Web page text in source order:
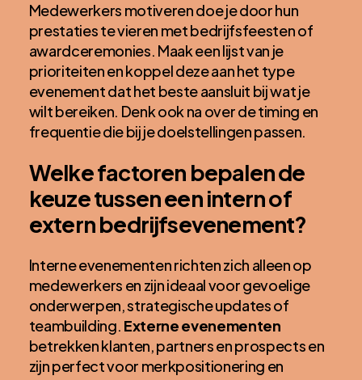
Medewerkers motiveren doe je door hun
prestaties te vieren met bedrijfsfeesten of
awardceremonies. Maak een lijst van je
prioriteiten en koppel deze aan het type
evenement dat het beste aansluit bij wat je
wilt bereiken. Denk ook na over de timing en
frequentie die bij je doelstellingen passen.
Welke factoren bepalen de
keuze tussen een intern of
extern bedrijfsevenement?
Interne evenementen richten zich alleen op
medewerkers en zijn ideaal voor gevoelige
onderwerpen, strategische updates of
teambuilding. Externe evenementen
betrekken klanten, partners en prospects en
zijn perfect voor merkpositionering en